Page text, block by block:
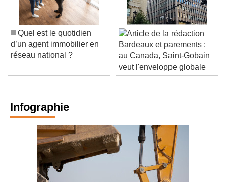
Quel est le quotidien
d’un agent immobilier en
Bardeaux et parements :
au Canada, Saint-Gobain
veut l'enveloppe globale
Infographie